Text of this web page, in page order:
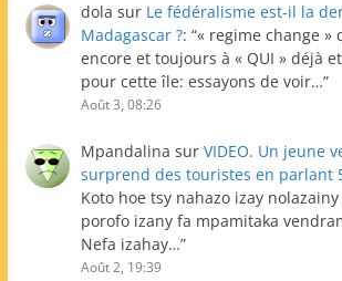
dola sur Le fédéralisme est-il la
Madagascar ?: “« regime change »
encore et toujours à « QUI » déjà
pour cette île: essayons de voir…”
Août 3, 08:26
Mpandalina sur VIDEO. Un jeune
surprend des touristes en parlant
Koto hoe tsy nahazo izay
porofo izany fa mpamitaka
Nefa izahay…”
Août 2, 19:39